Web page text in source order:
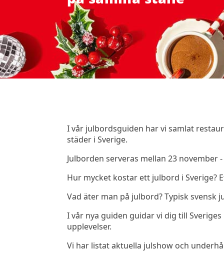
I vår julbordsguiden har vi samlat
städer i Sverige.
Julborden serveras mellan 23 november
Hur mycket kostar ett julbord i Sverige?
Vad äter man på julbord? Typisk
I vår nya guiden guidar vi dig till
upplevelser.
Vi har listat aktuella julshow och